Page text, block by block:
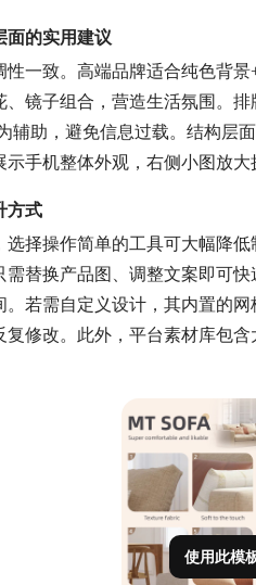
面的实用建议
性一致。高端品牌适合纯色背
、镜子组合，营造生活氛围。
辅助，避免信息过载。结构层
手机整体外观，右侧小图放
方式
择操作简单的工具可大幅降
替换产品图、调整文案即可
若需自定义设计，其内置的
复修改。此外，平台素材库包
使用此模